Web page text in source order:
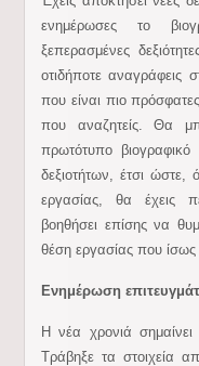
ενημέρωσες το
ξεπερασμένες
οτιδήποτε αναγράφεις
που είναι πιο
που αναζητείς. Θα
πρωτότυπο
δεξιοτήτων, έτσι
εργασίας, θα έχεις
βοηθήσει επίσης να
θέση εργασίας που ίσως
Ενημέρωση
Η νέα χρονιά σημαίνει
Τράβηξε τα στοιχεία